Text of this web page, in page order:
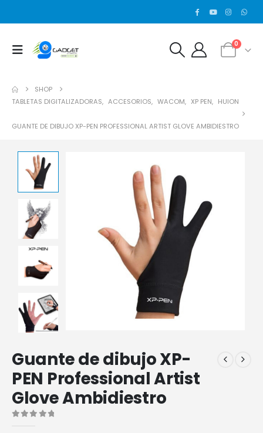
0
SHOP
TABLETAS DIGITALIZADORAS, ACCESORIOS, WACOM, XP PEN, HUION
GUANTE DE DIBUJO XP-PEN PROFESSIONAL ARTIST GLOVE AMBIDIESTRO
Guante de dibujo XP-
PEN Professional Artist
Glove Ambidiestro